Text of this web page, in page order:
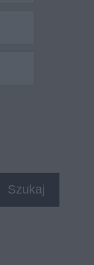
Szukaj